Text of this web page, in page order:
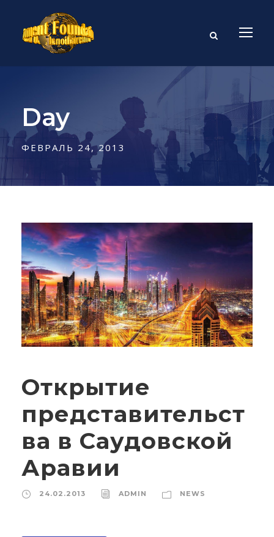
Day
ФЕВРАЛЬ 24, 2013
Открытие
представительст
ва в Саудовской
Аравии
24.02.2013 ADMIN NEWS